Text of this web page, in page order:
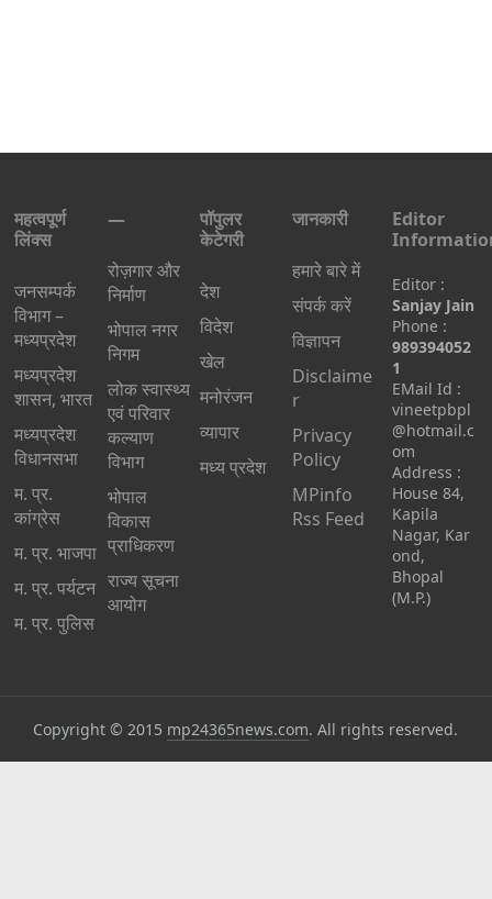
महत्वपूर्ण
लिंक्स
जनसम्पर्क
विभाग –
मध्यप्रदेश
मध्यप्रदेश
शासन, भारत
मध्‍यप्रदेश
विधानसभा
म. प्र.
कांग्रेस
म. प्र. भाजपा
म. प्र. पर्यटन
म. प्र. पुलिस
—
रोज़गार और
निर्माण
भोपाल नगर
निगम
लोक स्वास्थ्य
एवं परिवार
कल्याण
विभाग
भोपाल
विकास
प्राधिकरण
राज्य सूचना
आयोग
पॉपुलर
केटेगरी
देश
विदेश
खेल
मनोरंजन
व्यापार
मध्य प्रदेश
जानकारी
हमारे बारे में
संपर्क करें
विज्ञापन
Disclaime
r
Privacy
Policy
MPinfo
Rss Feed
Editor
Editor :
Sanjay Jain
Phone :
989394052
1
EMail Id :
vineetpbpl
@hotmail.c
om
Address :
House 84,
Kapila
Nagar, Kar
ond,
Bhopal
(M.P.)
Copyright © 2015 mp24365news.com. All rights reserved.